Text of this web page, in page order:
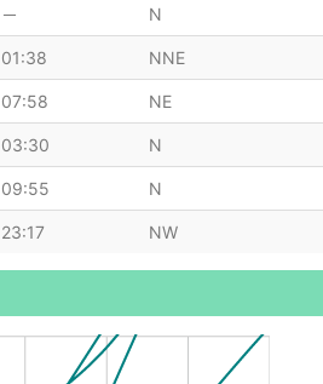
－ N
01:38 NNE
07:58 NE
03:30 N
09:55 N
23:17 NW